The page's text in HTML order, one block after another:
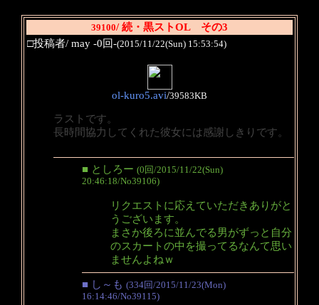
39100/ 続・黒ストOL その3
□投稿者/ may -0回-(2015/11/22(Sun) 15:53:54)
ol-kuro5.avi/39583KB
ラストです。
長時間協力してくれた彼女には感謝しきりです。
■ としろー (0回/2015/11/22(Sun)
20:46:18/No39106)
リクエストに応えていただきありがと
うございます。
まさか後ろに並んでる男がずっと自分
のスカートの中を撮ってるなんて思い
ませんよねｗ
■ し～も (334回/2015/11/23(Mon)
16:14:46/No39115)